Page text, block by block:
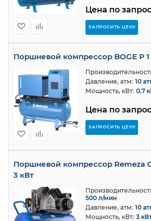
Цена по
ЗАПРОСИТЬ ЦЕНУ
Поршневой компрессор BOGE P 1
Цена по
ЗАПРОСИТЬ ЦЕНУ
Давление, атм: 10
Мощность, кВт: 0.7
Поршневой компрессор Remeza
3 кВт
500 л/мин
Давление, атм: 10
Мощность, кВт: 3